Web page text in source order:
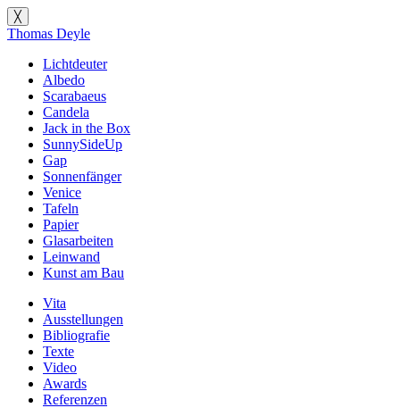
╳
Thomas Deyle
Lichtdeuter
Albedo
Scarabaeus
Candela
Jack in the Box
SunnySideUp
Gap
Sonnenfänger
Venice
Tafeln
Papier
Glasarbeiten
Leinwand
Kunst am Bau
Vita
Ausstellungen
Bibliografie
Texte
Video
Awards
Referenzen